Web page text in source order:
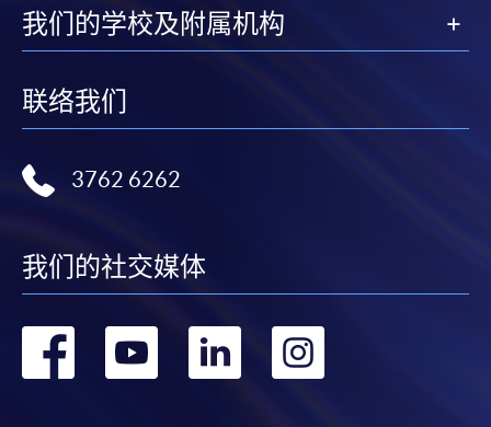
我们的学校及附属机构
联络我们
3762 6262
我们的社交媒体
转 转 转 转